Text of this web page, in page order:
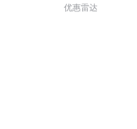
优惠雷达